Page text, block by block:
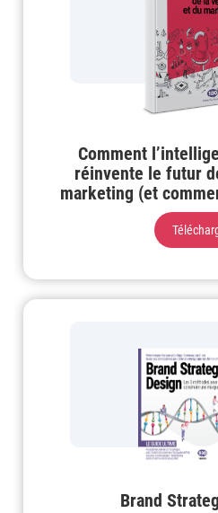
Comment
réinvente le futur
marketing (et
Brand